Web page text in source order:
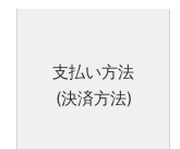
支払い方法
(決済方法)